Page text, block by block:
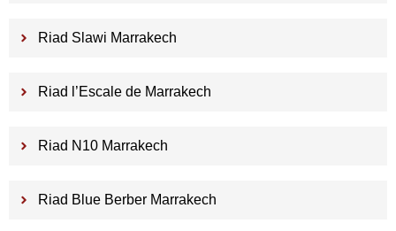
Riad Slawi Marrakech
Riad l’Escale de Marrakech
Riad N10 Marrakech
Riad Blue Berber Marrakech